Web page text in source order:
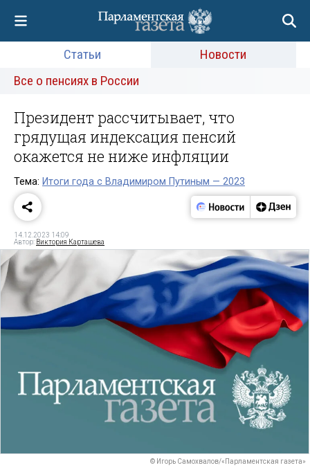
Статьи
Новости
Все о пенсиях в России
Президент рассчитывает, что
грядущая индексация пенсий
окажется не ниже инфляции
Тема: Итоги года с Владимиром Путиным — 2023
14.12.2023 14:09
Автор: Виктория Карташева
© Игорь Самохвалов/«Парламентская газета»